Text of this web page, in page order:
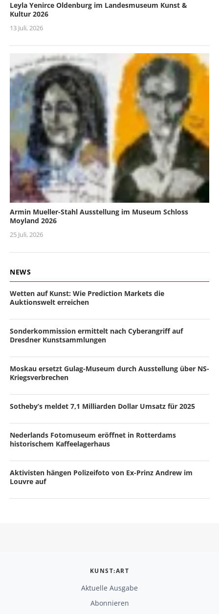
Leyla Yenirce Oldenburg im Landesmuseum Kunst &
Kultur 2026
13 Juli, 2026
Armin Mueller-Stahl Ausstellung im Museum Schloss
Moyland 2026
25 Juli, 2026
NEWS
Wetten auf Kunst: Wie Prediction Markets die
Auktionswelt erreichen
Sonderkommission ermittelt nach Cyberangriff auf
Dresdner Kunstsammlungen
Moskau ersetzt Gulag-Museum durch Ausstellung über NS-
Kriegsverbrechen
Sotheby’s meldet 7,1 Milliarden Dollar Umsatz für 2025
Nederlands Fotomuseum eröffnet in Rotterdams
historischem Kaffeelagerhaus
Aktivisten hängen Polizeifoto von Ex-Prinz Andrew im
Louvre auf
KUNST:ART
Aktuelle Ausgabe
Abonnieren